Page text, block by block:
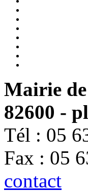
Mairie
82600 -
Tél : 05
Fax : 05
contact